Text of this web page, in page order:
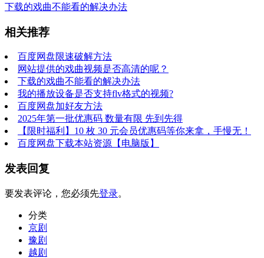
下载的戏曲不能看的解决办法
相关推荐
百度网盘限速破解方法
网站提供的戏曲视频是否高清的呢？
下载的戏曲不能看的解决办法
我的播放设备是否支持flv格式的视频?
百度网盘加好友方法
2025年第一批优惠码 数量有限 先到先得
【限时福利】10 枚 30 元会员优惠码等你来拿，手慢无！​
百度网盘下载本站资源【电脑版】
发表回复
要发表评论，您必须先登录。
分类
京剧
豫剧
越剧